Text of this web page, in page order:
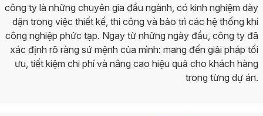
công ty là những chuyên gia đầu ngành, có kinh nghiệm dày
dặn trong việc thiết kế, thi công và bảo trì các hệ thống khí
công nghiệp phức tạp. Ngay từ những ngày đầu, công ty đã
xác định rõ ràng sứ mệnh của mình: mang đến giải pháp tối
ưu, tiết kiệm chi phí và nâng cao hiệu quả cho khách hàng
trong từng dự án.